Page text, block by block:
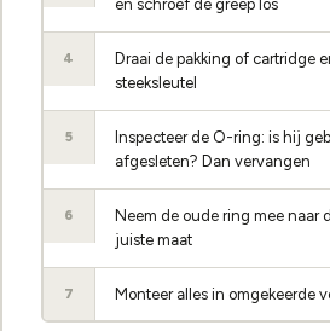
en schroef de greep los
4
Draai de pakking of cartridge
steeksleutel
5
Inspecteer de O-ring: is hij
afgesleten? Dan vervangen
6
Neem de oude ring mee naar
juiste maat
7 Monteer alles in omgekeerde